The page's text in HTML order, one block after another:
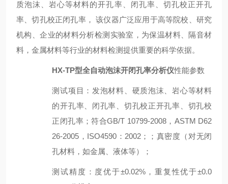
质泡沫、岩心等材料的开孔率、闭孔率、切孔校正开孔
率、切孔校正闭孔率， 该仪器广泛应用于高等院校、研究
机构、企业的材料分析检测实验室，为保温材料、隔音材
料，金属材料等行业的材料检测提供重要的科学依据。
HX-TP型全自动泡沫开闭孔率分析仪性能参数
测试项目：发泡材料、硬质泡沫、岩心等材料
的开孔率、闭孔率、切孔校正开孔率、切孔校
正闭孔率；符合GB/T 10799-2008，ASTM D62
26-2005，ISO4590：2002；
； 真密度（对无闭
孔材料，如金属、液体等）；
测试精度 ： 度优于±0.02%，重复性优于±0.0